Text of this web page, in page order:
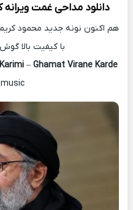
دانلود مداحیغمت ویرانه
هم اکنون نونه جدید محمود
با کیفیت بالا
– Ghamat Virane Karde